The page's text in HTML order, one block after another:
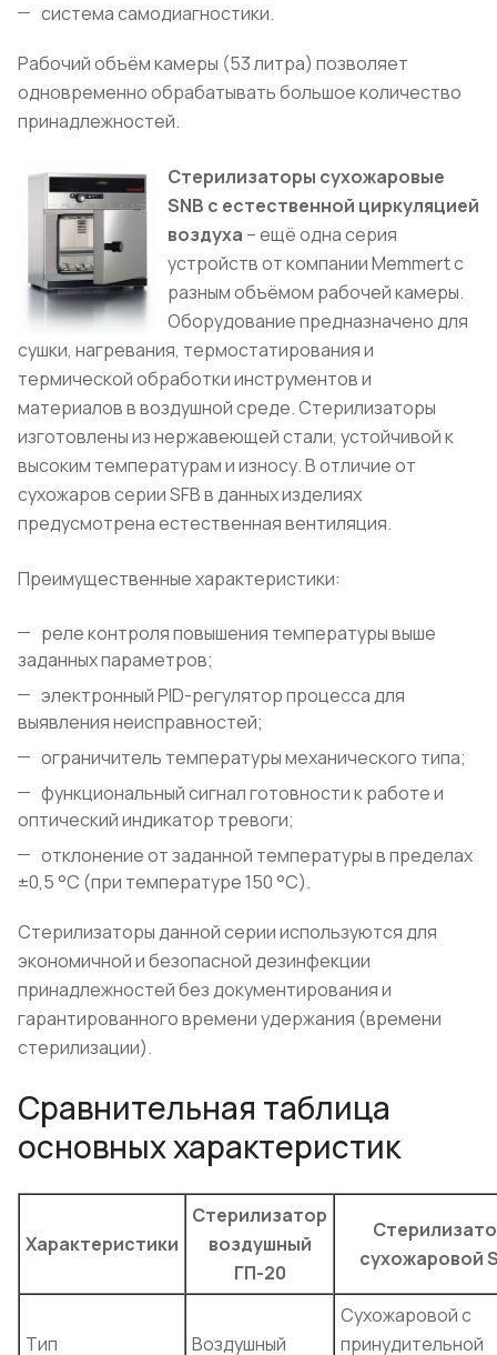
система самодиагностики.
Рабочий объём камеры (53 литра) позволяет
одновременно обрабатывать большое количество
принадлежностей.
Стерилизаторы сухожаровые
SNB с естественной циркуляцией
воздуха – ещё одна серия
устройств от компании Memmert с
разным объёмом рабочей камеры.
Оборудование предназначено для
сушки, нагревания, термостатирования и
термической обработки инструментов и
материалов в воздушной среде. Стерилизаторы
изготовлены из нержавеющей стали, устойчивой к
высоким температурам и износу. В отличие от
сухожаров серии SFB в данных изделиях
предусмотрена естественная вентиляция.
Преимущественные характеристики:
реле контроля повышения температуры выше
заданных параметров;
электронный PID-регулятор процесса для
выявления неисправностей;
ограничитель температуры механического типа;
функциональный сигнал готовности к работе и
оптический индикатор тревоги;
отклонение от заданной температуры в пределах
±0,5 °С (при температуре 150 °С).
Стерилизаторы данной серии используются для
экономичной и безопасной дезинфекции
принадлежностей без документирования и
гарантированного времени удержания (времени
стерилизации).
Сравнительная таблица
основных характеристик
Характеристики
Стерилизатор
воздушный
ГП-20
сухожаровой
Тип Воздушный
Сухожаровой с
принудительной